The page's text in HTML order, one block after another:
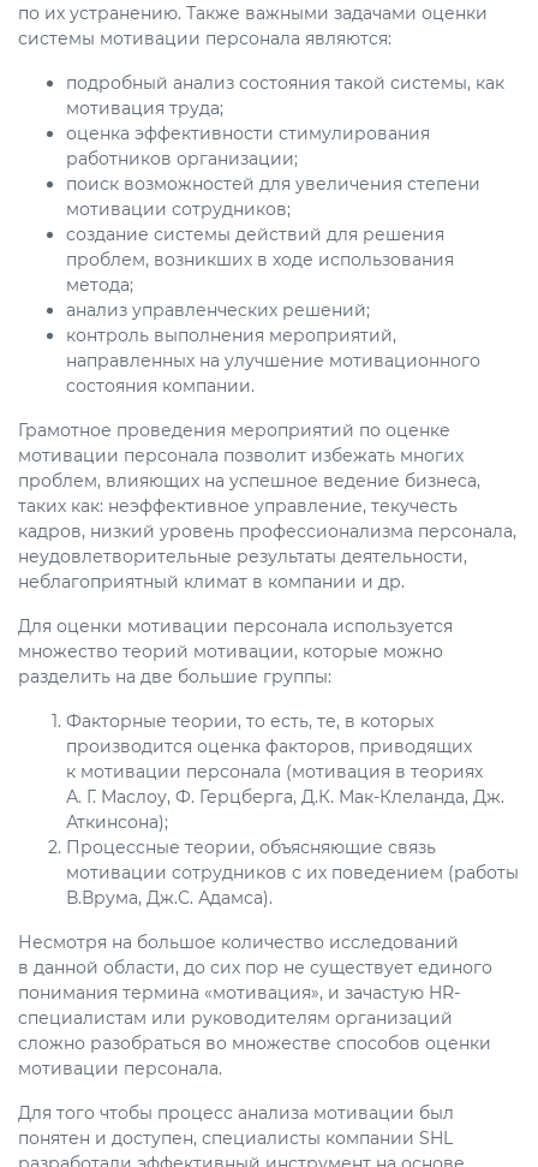
по их устранению. Также важными задачами оценки
системы мотивации персонала являются:
подробный анализ состояния такой системы, как
мотивация труда;
оценка эффективности стимулирования
работников организации;
поиск возможностей для увеличения степени
мотивации сотрудников;
создание системы действий для решения
проблем, возникших в ходе использования
метода;
анализ управленческих решений;
контроль выполнения мероприятий,
направленных на улучшение мотивационного
состояния компании.
Грамотное проведения мероприятий по оценке
мотивации персонала позволит избежать многих
проблем, влияющих на успешное ведение бизнеса,
таких как: неэффективное управление, текучесть
кадров, низкий уровень профессионализма персонала,
неудовлетворительные результаты деятельности,
неблагоприятный климат в компании и др.
Для оценки мотивации персонала используется
множество теорий мотивации, которые можно
разделить на две большие группы:
Факторные теории, то есть, те, в которых
производится оценка факторов, приводящих
к мотивации персонала (мотивация в теориях
А. Г. Маслоу, Ф. Герцберга, Д.К. Мак-Клеланда, Дж.
Аткинсона);
Процессные теории, объясняющие связь
мотивации сотрудников с их поведением (работы
В.Врума, Дж.С. Адамса).
Несмотря на большое количество исследований
в данной области, до сих пор не существует единого
понимания термина «мотивация», и зачастую HR-
специалистам или руководителям организаций
сложно разобраться во множестве способов оценки
мотивации персонала.
Для того чтобы процесс анализа мотивации был
понятен и доступен, специалисты компании SHL